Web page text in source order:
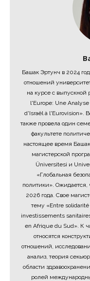
Башак Эртунч в 2024
отношений
на курсе с выпускной
l'Europe: Une
d'Israël à l'Eurovision».
также провела один
факультете
настоящее время
магистерской
Üniversitesi и
«Глобальная
политики». Ожидается,
2026 года. Свое
тему «Entre
investissements
en Afrique du Sud». К
относятся
отношений,
анализ, теория
области
ролей